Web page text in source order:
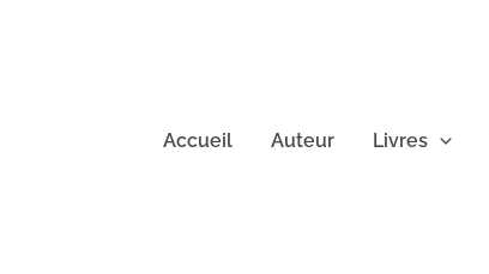
Accueil Auteur Livres